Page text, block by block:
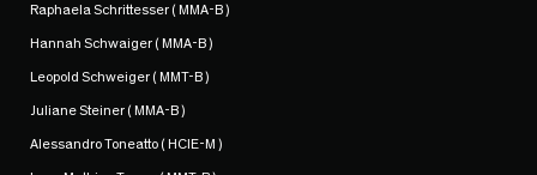
Raphaela Schrittesser ( MMA-B )
Hannah Schwaiger ( MMA-B )
Leopold Schweiger ( MMT-B )
Juliane Steiner ( MMA-B )
Alessandro Toneatto ( HCIE-M )